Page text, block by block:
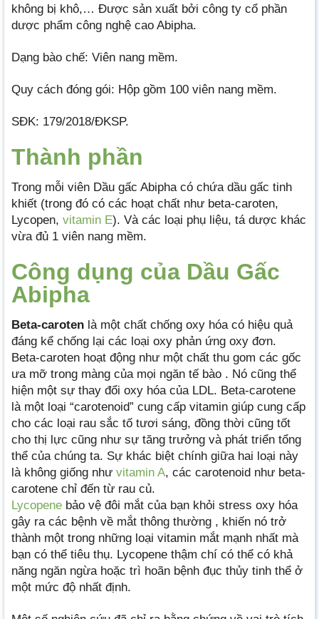
không bị khô,… Được sản xuất bởi công ty cổ phần
dược phẩm công nghệ cao Abipha.
Dạng bào chế: Viên nang mềm.
Quy cách đóng gói: Hộp gồm 100 viên nang mềm.
SĐK: 179/2018/ĐKSP.
Thành phần
Trong mỗi viên Dầu gấc Abipha có chứa dầu gấc tinh
khiết (trong đó có các hoạt chất như beta-caroten,
Lycopen, vitamin E). Và các loại phụ liệu, tá dược khác
vừa đủ 1 viên nang mềm.
Công dụng của Dầu Gấc
Abipha
Beta-caroten là một chất chống oxy hóa có hiệu quả
đáng kể chống lại các loại oxy phản ứng oxy đơn.
Beta-caroten hoạt động như một chất thu gom các gốc
ưa mỡ trong màng của mọi ngăn tế bào . Nó cũng thể
hiện một sự thay đổi oxy hóa của LDL. Beta-carotene
là một loại “carotenoid” cung cấp vitamin giúp cung cấp
cho các loại rau sắc tố tươi sáng, đồng thời cũng tốt
cho thị lực cũng như sự tăng trưởng và phát triển tổng
thể của chúng ta. Sự khác biệt chính giữa hai loại này
là không giống như vitamin A, các carotenoid như beta-
carotene chỉ đến từ rau củ.
Lycopene bảo vệ đôi mắt của bạn khỏi stress oxy hóa
gây ra các bệnh về mắt thông thường , khiến nó trở
thành một trong những loại vitamin mắt mạnh nhất mà
bạn có thể tiêu thụ. Lycopene thậm chí có thể có khả
năng ngăn ngừa hoặc trì hoãn bệnh đục thủy tinh thể ở
một mức độ nhất định.